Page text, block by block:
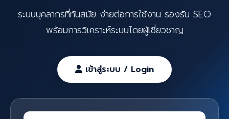
เกี่ยวกับเรา
ติดต่อเรา
ระบบบุคลากรที่ทันสมัย ง่ายต่อการใช้งาน รองรับ SEO
พร้อมการวิเคราะห์ระบบโดยผู้เชี่ยวชาญ
เข้าสู่ระบบ / Login